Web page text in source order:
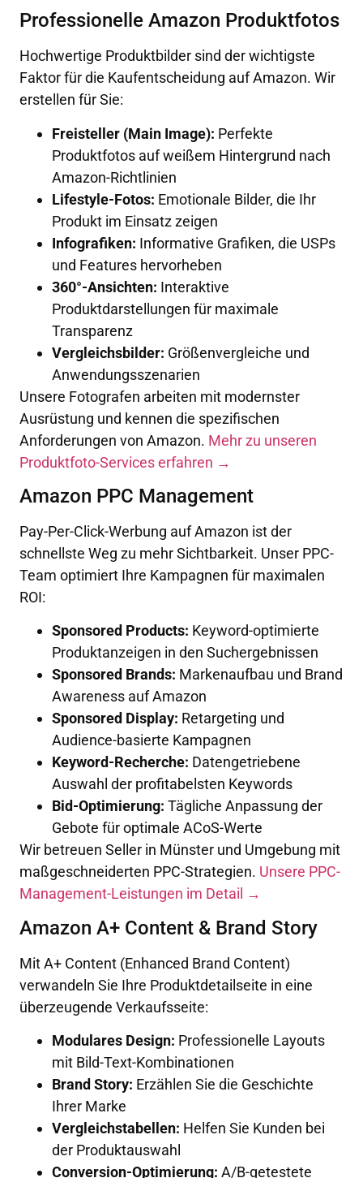
Professionelle Amazon Produktfotos
Hochwertige Produktbilder sind der wichtigste
Faktor für die Kaufentscheidung auf Amazon. Wir
erstellen für Sie:
Freisteller (Main Image): Perfekte
Produktfotos auf weißem Hintergrund nach
Amazon-Richtlinien
Lifestyle-Fotos: Emotionale Bilder, die Ihr
Produkt im Einsatz zeigen
Infografiken: Informative Grafiken, die USPs
und Features hervorheben
360°-Ansichten: Interaktive
Produktdarstellungen für maximale
Transparenz
Vergleichsbilder: Größenvergleiche und
Anwendungsszenarien
Unsere Fotografen arbeiten mit modernster
Ausrüstung und kennen die spezifischen
Anforderungen von Amazon. Mehr zu unseren
Produktfoto-Services erfahren →
Amazon PPC Management
Pay-Per-Click-Werbung auf Amazon ist der
schnellste Weg zu mehr Sichtbarkeit. Unser PPC-
Team optimiert Ihre Kampagnen für maximalen
ROI:
Sponsored Products: Keyword-optimierte
Produktanzeigen in den Suchergebnissen
Sponsored Brands: Markenaufbau und Brand
Awareness auf Amazon
Sponsored Display: Retargeting und
Audience-basierte Kampagnen
Keyword-Recherche: Datengetriebene
Auswahl der profitabelsten Keywords
Bid-Optimierung: Tägliche Anpassung der
Gebote für optimale ACoS-Werte
Wir betreuen Seller in Münster und Umgebung mit
maßgeschneiderten PPC-Strategien. Unsere PPC-
Management-Leistungen im Detail →
Amazon A+ Content & Brand Story
Mit A+ Content (Enhanced Brand Content)
verwandeln Sie Ihre Produktdetailseite in eine
überzeugende Verkaufsseite:
Modulares Design: Professionelle Layouts
mit Bild-Text-Kombinationen
Brand Story: Erzählen Sie die Geschichte
Ihrer Marke
Vergleichstabellen: Helfen Sie Kunden bei
der Produktauswahl
Conversion-Optimierung: A/B-getestete